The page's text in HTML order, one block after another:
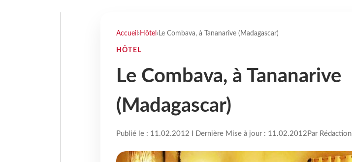
Accueil › Hôtel › Le Combava, à Tananarive (Madagascar)
HÔTEL
Le Combava, à Tananarive
(Madagascar)
Publié le : 11.02.2012 I Dernière Mise à jour : 11.02.2012 Par Rédaction